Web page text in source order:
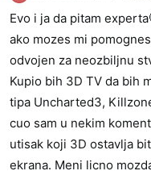
Evo i ja da pitam experta
ako mozes mi
odvojen za neozbiljnu
Kupio bih 3D TV da bih
tipa Uncharted3,
cuo sam u nekim
utisak koji 3D ostavlja
ekrana. Meni licno